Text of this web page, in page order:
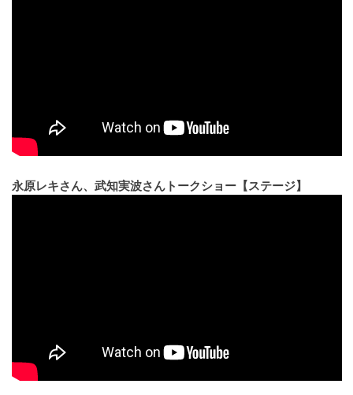
永原レキさん、武知実波さんトークショー【ステージ】